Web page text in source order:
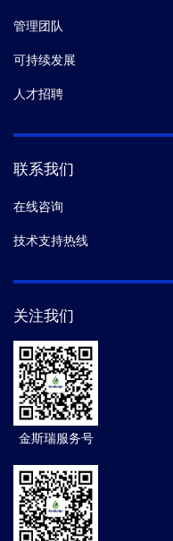
管理团队
可持续发展
人才招聘
联系我们
在线咨询
技术支持热线
关注我们
金斯瑞服务号